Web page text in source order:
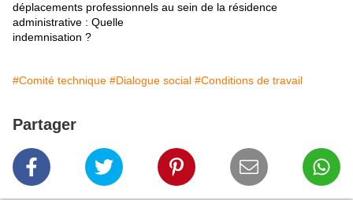
déplacements professionnels au sein de la résidence
administrative : Quelle
indemnisation ?
#Comité technique #Dialogue social #Conditions de travail
Partager